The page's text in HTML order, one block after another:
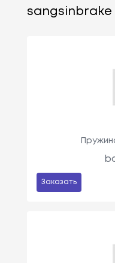
sangsinbrake
Заказать